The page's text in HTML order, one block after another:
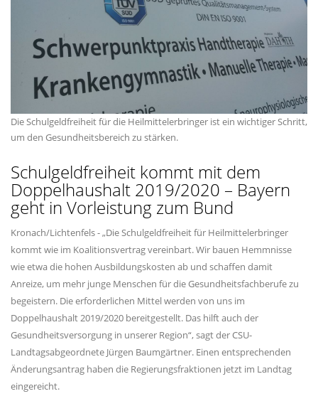
Die Schulgeldfreiheit für die Heilmittelerbringer ist ein wichtiger Schritt,
um den Gesundheitsbereich zu stärken.
Schulgeldfreiheit kommt mit dem
Doppelhaushalt 2019/2020 – Bayern
geht in Vorleistung zum Bund
Kronach/Lichtenfels - „Die Schulgeldfreiheit für Heilmittelerbringer
kommt wie im Koalitionsvertrag vereinbart. Wir bauen Hemmnisse
wie etwa die hohen Ausbildungskosten ab und schaffen damit
Anreize, um mehr junge Menschen für die Gesundheitsfachberufe zu
begeistern. Die erforderlichen Mittel werden von uns im
Doppelhaushalt 2019/2020 bereitgestellt. Das hilft auch der
Gesundheitsversorgung in unserer Region“, sagt der CSU-
Landtagsabgeordnete Jürgen Baumgärtner. Einen entsprechenden
Änderungsantrag haben die Regierungsfraktionen jetzt im Landtag
eingereicht.